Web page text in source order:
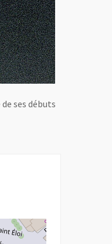
ses débuts
Moteur